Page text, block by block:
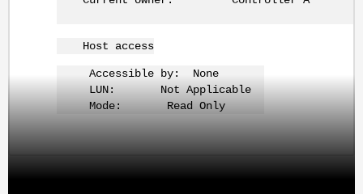
Host access
Accessible by: None
LUN: Not Applicable
Mode: Read Only